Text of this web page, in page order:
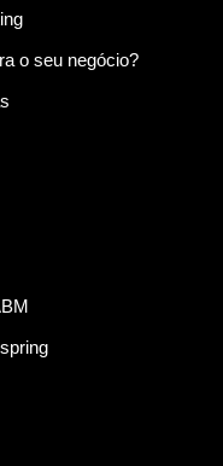
o seu negócio?